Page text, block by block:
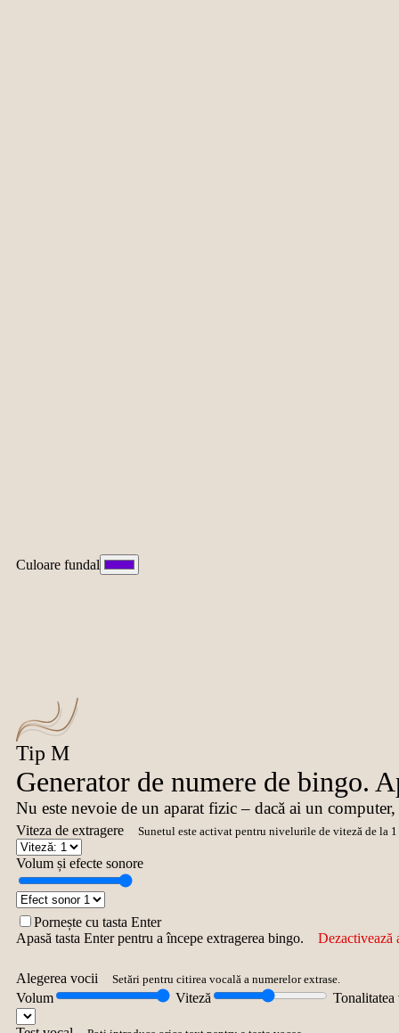
Culoare fundal
Tip M
Generator de numere de bingo.
Nu este nevoie de un aparat fizic – dacă ai un
Viteza de extragere Sunetul este activat pentru nivelurile de viteză de la
Volum și efecte sonore
Pornește cu tasta Enter
Apasă tasta Enter pentru a începe extragerea bingo. Dezactivează
Alegerea vocii Setări pentru citirea vocală a numerelor extrase.
Volum Viteză